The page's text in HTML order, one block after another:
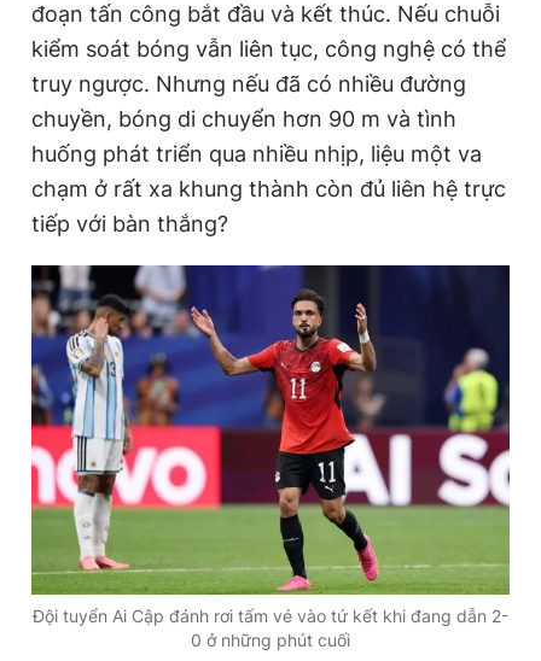
đoạn tấn công bắt đầu và kết thúc. Nếu chuỗi
kiểm soát bóng vẫn liên tục, công nghệ có thể
truy ngược. Nhưng nếu đã có nhiều đường
chuyền, bóng di chuyển hơn 90 m và tình
huống phát triển qua nhiều nhịp, liệu một va
chạm ở rất xa khung thành còn đủ liên hệ trực
tiếp với bàn thắng?
Đội tuyển Ai Cập đánh rơi tấm vé vào tứ kết khi đang dẫn 2-
0 ở những phút cuối